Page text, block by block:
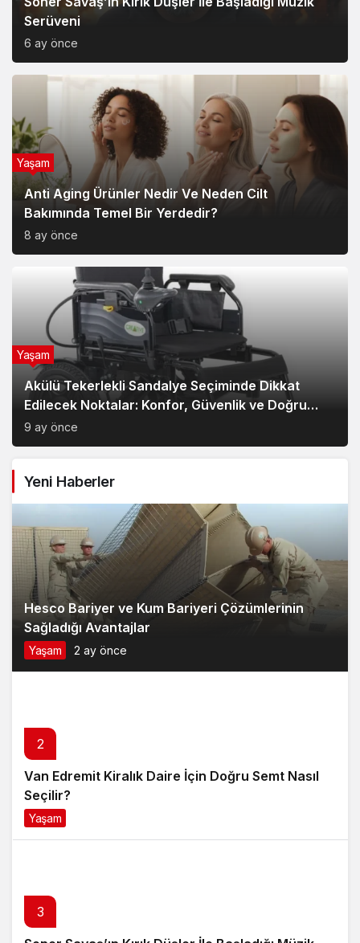
Anti Aging Ürünler Nedir Ve Neden Cilt
Bakımında Temel Bir Yerdedir?
8 ay önce
Yaşam
Akülü Tekerlekli Sandalye Seçiminde Dikkat
Edilecek Noktalar: Konfor, Güvenlik ve Doğru
Model Tercihi
9 ay önce
Yeni Haberler
Hesco Bariyer ve Kum Bariyeri Çözümlerinin
Sağladığı Avantajlar
Yaşam 2 ay önce
2
Yaşam
3
Magazin